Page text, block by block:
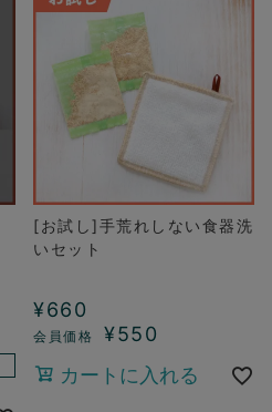
[お試し]手荒れしない食器洗
いセット
¥660
¥550
カートに入れる